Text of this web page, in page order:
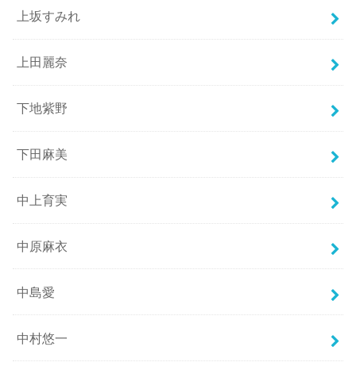
上坂すみれ
上田麗奈
下地紫野
下田麻美
中上育実
中原麻衣
中島愛
中村悠一